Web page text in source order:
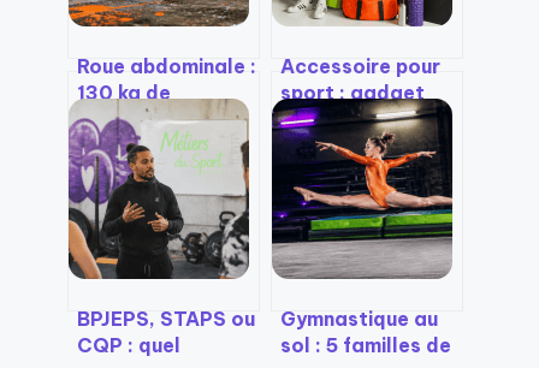
Roue abdominale :
130 kg de
résistance et 4
étapes pour un
gainage efficace
sans risque
Accessoire pour
sport : gadget
marketing ou
levier réel de
performance ?
BPJEPS, STAPS ou
CQP : quel
Gymnastique au
sol : 5 familles de